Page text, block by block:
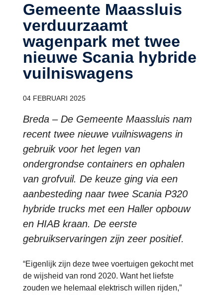
Gemeente Maassluis
verduurzaamt
wagenpark met twee
nieuwe Scania hybride
vuilniswagens
04 FEBRUARI 2025
Breda – De Gemeente Maassluis nam
recent twee nieuwe vuilniswagens in
gebruik voor het legen van
ondergrondse containers en ophalen
van grofvuil. De keuze ging via een
aanbesteding naar twee Scania P320
hybride trucks met een Haller opbouw
en HIAB kraan. De eerste
gebruikservaringen zijn zeer positief.
“Eigenlijk zijn deze twee voertuigen gekocht met
de wijsheid van rond 2020. Want het liefste
zouden we helemaal elektrisch willen rijden,”